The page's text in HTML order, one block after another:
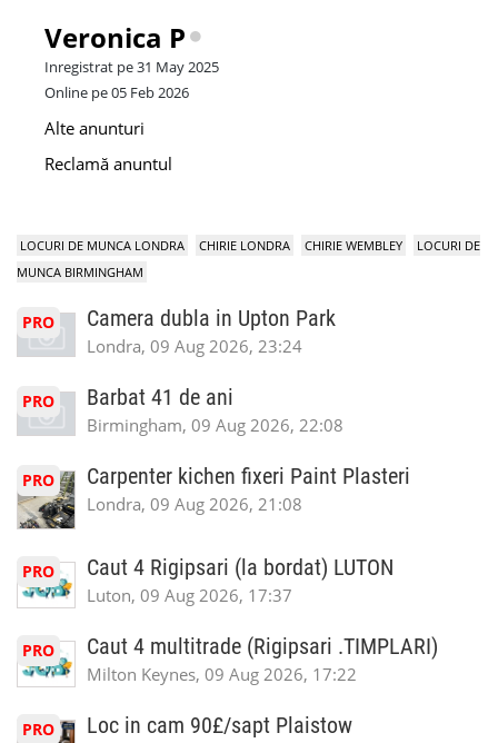
Veronica P
Inregistrat pe 31 May 2025
Online pe 05 Feb 2026
Alte anunturi
Reclamă anuntul
LOCURI DE MUNCA LONDRA CHIRIE LONDRA CHIRIE WEMBLEY
LOCURI DE
MUNCA BIRMINGHAM
PRO Camera dubla in Upton Park
Londra, 09 Aug 2026, 23:24
PRO Barbat 41 de ani
Birmingham, 09 Aug 2026, 22:08
PRO Carpenter kichen fixeri Paint Plasteri
Londra, 09 Aug 2026, 21:08
PRO Caut 4 Rigipsari (la bordat) LUTON
Luton, 09 Aug 2026, 17:37
PRO Caut 4 multitrade (Rigipsari .TIMPLARI)
Milton Keynes, 09 Aug 2026, 17:22
PRO Loc in cam 90£/sapt Plaistow